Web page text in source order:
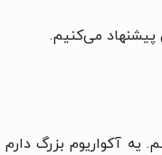
پیشنهاد می‌کنیم.
آکواریوم بزرگ